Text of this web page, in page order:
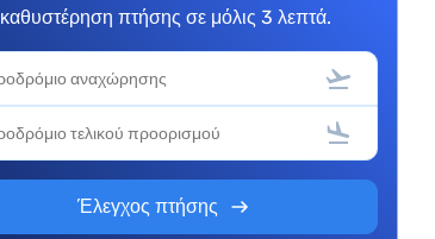
καθυστέρηση πτήσης σε μόλις 3 λεπτά.
Έλεγχος πτήσης